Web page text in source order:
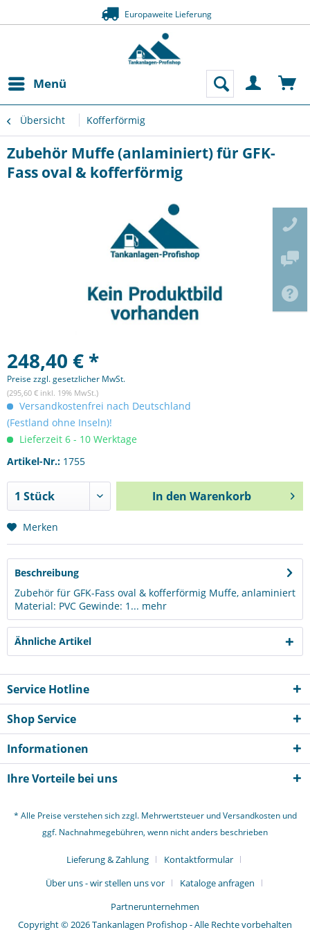
Europaweite Lieferung
Menü
Übersicht Kofferförmig
Zubehör Muffe (anlaminiert) für GFK-
Fass oval & kofferförmig
248,40 € *
Preise zzgl. gesetzlicher MwSt.
(295,60 € inkl. 19% MwSt.)
Versandkostenfrei nach Deutschland
(Festland ohne Inseln)!
Lieferzeit 6 - 10 Werktage
Artikel-Nr.: 1755
In den Warenkorb
Merken
Beschreibung
Zubehör für GFK-Fass oval & kofferförmig Muffe, anlaminiert
Material: PVC Gewinde: 1... mehr
Ähnliche Artikel
Service Hotline
Shop Service
Informationen
Ihre Vorteile bei uns
* Alle Preise verstehen sich zzgl. Mehrwertsteuer undVersandkostenund
ggf. Nachnahmegebühren, wenn nicht anders beschrieben
Lieferung & Zahlung
Kontaktformular
Über uns - wir stellen uns vor
Kataloge anfragen
Partnerunternehmen
Copyright © 2026 Tankanlagen Profishop - Alle Rechte vorbehalten